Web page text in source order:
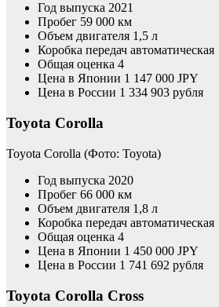
Год выпуска 2021
Пробег 59 000 км
Объем двигателя 1,5 л
Коробка передач автоматическая
Общая оценка 4
Цена в Японии 1 147 000 JPY
Цена в России 1 334 903 рубля
Toyota Corolla
Toyota Corolla (Фото: Toyota)
Год выпуска 2020
Пробег 66 000 км
Объем двигателя 1,8 л
Коробка передач автоматическая
Общая оценка 4
Цена в Японии 1 450 000 JPY
Цена в России 1 741 692 рубля
Toyota Corolla Cross